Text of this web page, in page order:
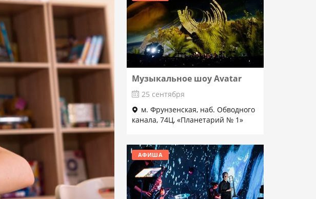
Музыкальное шоу Avatar
25 сентября
м. Фрунзенская, наб. Обводного
канала, 74Ц, «Планетарий № 1»
Подробнее
АФИША